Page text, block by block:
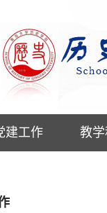
建工作 教